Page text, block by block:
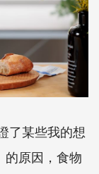
了某些我的想
的原因，食物